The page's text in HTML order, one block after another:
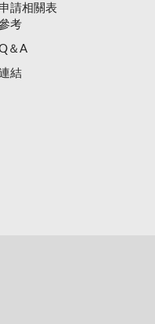
請相關表
考
＆A
結